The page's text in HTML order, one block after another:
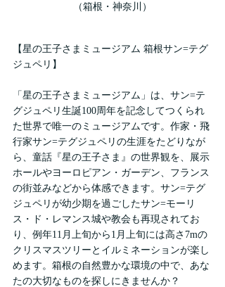
（箱根・神奈川）
【星の王子さまミュージアム 箱根サン=テグ
ジュペリ】
「星の王子さまミュージアム」は、サン=テ
グジュペリ生誕100周年を記念してつくられ
た世界で唯一のミュージアムです。作家・飛
行家サン=テグジュペリの生涯をたどりなが
ら、童話『星の王子さま』の世界観を、展示
ホールやヨーロピアン・ガーデン、フランス
の街並みなどから体感できます。サン=テグ
ジュペリが幼少期を過ごしたサン=モーリ
ス・ド・レマンス城や教会も再現されてお
り、例年11月上旬から1月上旬には高さ7mの
クリスマスツリーとイルミネーションが楽し
めます。箱根の自然豊かな環境の中で、あな
たの大切なものを探しにきませんか？